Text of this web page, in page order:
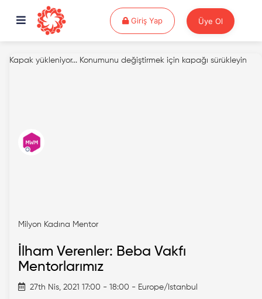
Giriş YapGiriş Yap Üye Ol
Kapak yükleniyor... Konumunu değiştirmek için kapağı sürükleyin
Milyon Kadına Mentor
İlham Verenler: Beba Vakfı
Mentorlarımız
27th Nis, 2021 17:00 - 18:00 - Europe/Istanbul